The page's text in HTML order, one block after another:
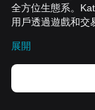
全方位生態系。
用戶透過遊戲和交
時代，樂趣與金融
Katana Inu平台的
）交易的
樑，為出售藝術品
展開